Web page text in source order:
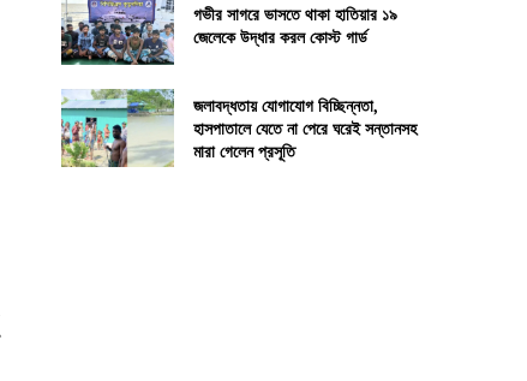
গভীর সাগরে ভাসতে থাকা হাতিয়ার ১৯
জেলেকে উদ্ধার করল কোস্ট গার্ড
জলাবদ্ধতায় যোগাযোগ বিচ্ছিন্নতা,
হাসপাতালে যেতে না পেরে ঘরেই সন্তানসহ
মারা গেলেন প্রসূতি